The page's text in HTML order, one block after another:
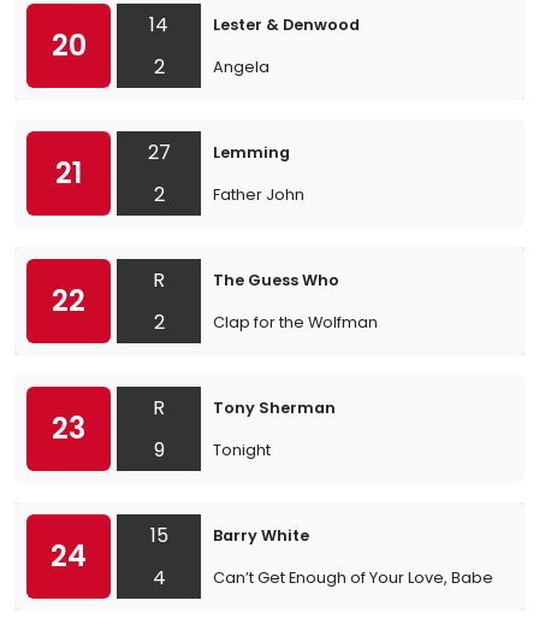
20
14
2
Lester & Denwood
Angela
21
27
2
Lemming
Father John
22
R
2
The Guess Who
Clap for the Wolfman
23
R
9
Tony Sherman
Tonight
24
15
4
Barry White
Can’t Get Enough of Your Love, Babe